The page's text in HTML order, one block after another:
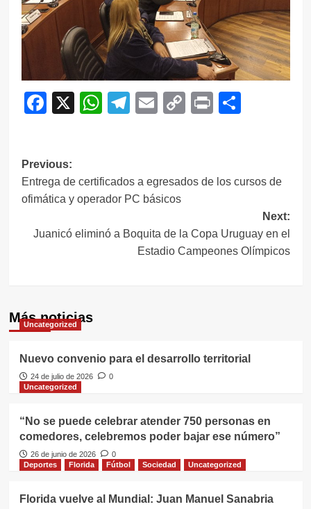
Facebook
X WhatsApp
Telegram
EmailCopy
Print
Navegación
de
entradas
Previous:
Entrega de certificados a egresados de los cursos de
ofimática y operador PC básicos
Next:
Juanicó eliminó a Boquita de la Copa Uruguay en el
Estadio Campeones Olímpicos
Más noticias
Uncategorized
Nuevo convenio para el desarrollo territorial
24 de julio de 2026
0
Uncategorized
“No se puede celebrar atender 750 personas en
comedores, celebremos poder bajar ese número”
26 de junio de 2026
0
Deportes
Florida Fútbol Sociedad Uncategorized
Florida vuelve al Mundial: Juan Manuel Sanabria